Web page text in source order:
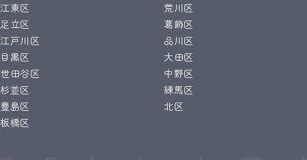
江東区
荒川区
足立区
葛飾区
江戸川区
品川区
目黒区
大田区
世田谷区
中野区
杉並区
練馬区
豊島区
北区
板橋区